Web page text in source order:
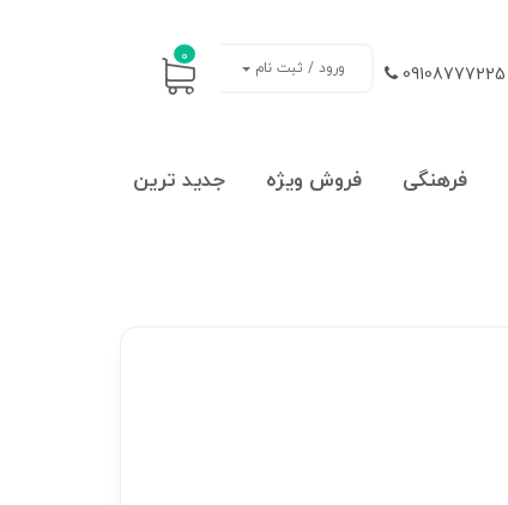
ورود / ثبت نام 0
فرهنگی فروش ویژه
جدید ترین